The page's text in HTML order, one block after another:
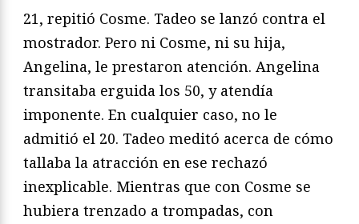
21, repitió Cosme. Tadeo se lanzó contra el
mostrador. Pero ni Cosme, ni su hija,
Angelina, le prestaron atención. Angelina
transitaba erguida los 50, y atendía
imponente. En cualquier caso, no le
admitió el 20. Tadeo meditó acerca de cómo
tallaba la atracción en ese rechazó
inexplicable. Mientras que con Cosme se
hubiera trenzado a trompadas, con